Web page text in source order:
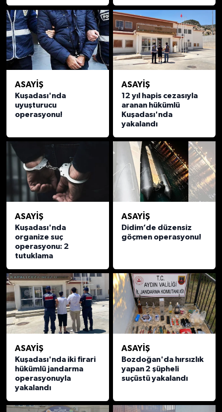
ASAYİŞ
Kuşadası'nda
uyuşturucu
operasyonu!
ASAYİŞ
12 yıl hapis cezasıyla
aranan hükümlü
Kuşadası'nda
yakalandı
ASAYİŞ
Kuşadası'nda
organize suç
operasyonu: 2
tutuklama
ASAYİŞ
Didim’de düzensiz
göçmen operasyonu!
ASAYİŞ
Kuşadası'nda iki firari
hükümlü jandarma
operasyonuyla
yakalandı
ASAYİŞ
Bozdoğan'da hırsızlık
yapan 2 şüpheli
suçüstü yakalandı